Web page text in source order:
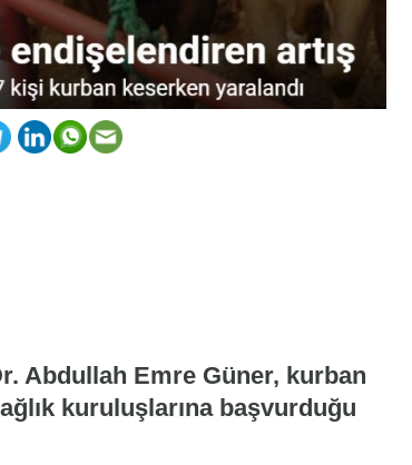
Abdullah Emre Güner, kurban
kuruluşlarına başvurduğu